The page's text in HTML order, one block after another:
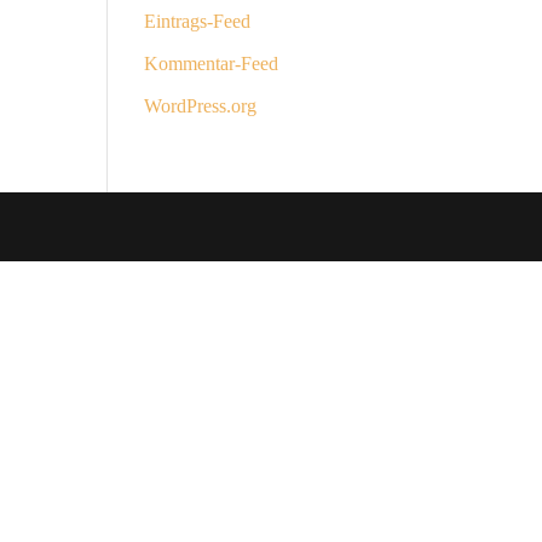
Eintrags-Feed
Kommentar-Feed
WordPress.org